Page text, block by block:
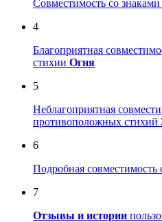
Совместимость со
4
Благоприятная
стихии Огня
5
Неблагоприятная
противоположных стихий
6
Подробная совместимость
7
Отзывы и истории